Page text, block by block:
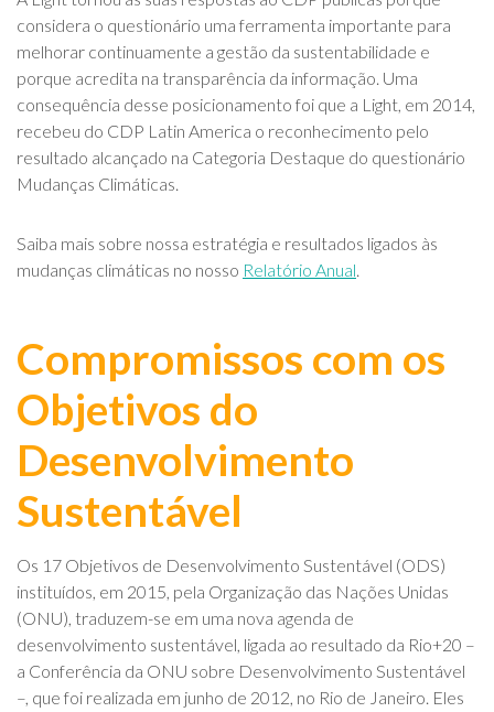
considera o questionário uma ferramenta importante para
melhorar continuamente a gestão da sustentabilidade e
porque acredita na transparência da informação. Uma
consequência desse posicionamento foi que a Light, em 2014,
recebeu do CDP Latin America o reconhecimento pelo
resultado alcançado na Categoria Destaque do questionário
Mudanças Climáticas.
Saiba mais sobre nossa estratégia e resultados ligados às
mudanças climáticas no nosso Relatório Anual.
Compromissos com os
Objetivos do
Desenvolvimento
Sustentável
Os 17 Objetivos de Desenvolvimento Sustentável (ODS)
instituídos, em 2015, pela Organização das Nações Unidas
(ONU), traduzem-se em uma nova agenda de
desenvolvimento sustentável, ligada ao resultado da Rio+20 –
a Conferência da ONU sobre Desenvolvimento Sustentável
–, que foi realizada em junho de 2012, no Rio de Janeiro. Eles